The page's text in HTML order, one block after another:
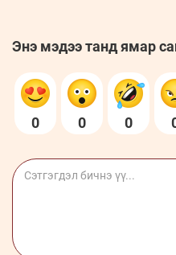
Энэ мэдээ танд ямар
0 0 0